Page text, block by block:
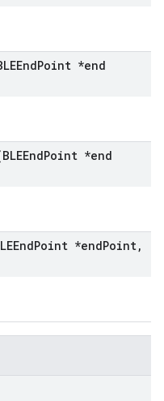
Point *end
Point *end
Point *endPoint,